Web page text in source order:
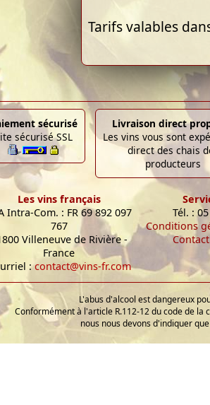
Tarifs valables
sécurisé
sécurisé SSL
Livraison direct
Les vins vous sont
direct des chais
producteurs
Les vins français
Intra-Com. : FR 69 892 097
767
Villeneuve de Rivière -
France
:contact@vins-fr.com
Tél. :
Conditions
Contact
L'abus d'alcool est dangereux
Conformément à l'article R.112-12 du code de la
nous nous devons d'indiquer